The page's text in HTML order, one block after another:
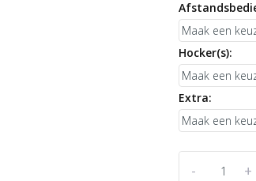
Hocker(s):
Extra:
+
-